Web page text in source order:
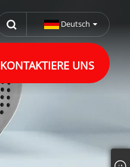
Deutsch
KONTAKTIERE UNS